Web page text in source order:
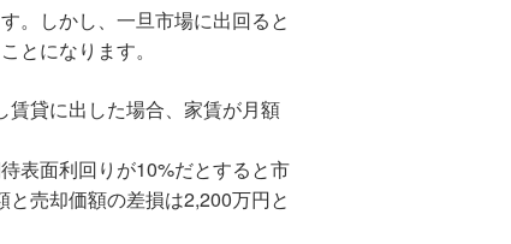
。しかし、一旦市場に出回ると
とになります。
貸に出した場合、家賃が月額
表面利回りが10%だとすると市
売却価額の差損は2,200万円と